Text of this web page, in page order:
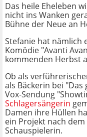
Das heile Eheleben
nicht ins Wanken
Bühne der Neue an
Stefanie hat nämlich
Komödie "Avanti
kommenden Herbst
Ob als
als Bäckerin bei
Vox-Sendung
Schlagersängerin
Damen ihre Hüllen
ein Projekt nach
Schauspielerin.